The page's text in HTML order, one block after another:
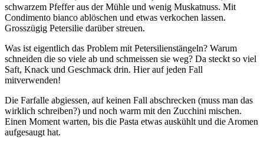
schwarzem Pfeffer aus der Mühle und wenig Muskatnuss. Mit
Condimento bianco ablöschen und etwas verkochen lassen.
Grosszügig Petersilie darüber streuen.
Was ist eigentlich das Problem mit Petersilienstängeln? Warum
schneiden die so viele ab und schmeissen sie weg? Da steckt so viel
Saft, Knack und Geschmack drin. Hier auf jeden Fall
mitverwenden!
Die Farfalle abgiessen, auf keinen Fall abschrecken (muss man das
wirklich schreiben?) und noch warm mit den Zucchini mischen.
Einen Moment warten, bis die Pasta etwas auskühlt und die Aromen
aufgesaugt hat.